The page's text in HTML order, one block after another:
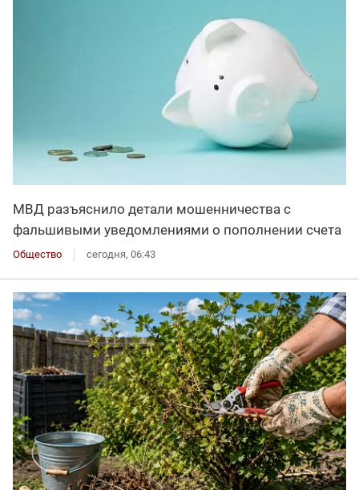
МВД разъяснило детали мошенничества с
фальшивыми уведомлениями о пополнении счета
Общество сегодня, 06:43